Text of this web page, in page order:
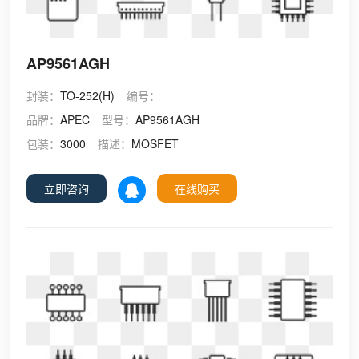
AP9561AGH
封装：TO-252(H)
编号：
品牌：APEC 型号：AP9561AGH
包装：3000 描述： MOSFET
立即咨询 在线购买